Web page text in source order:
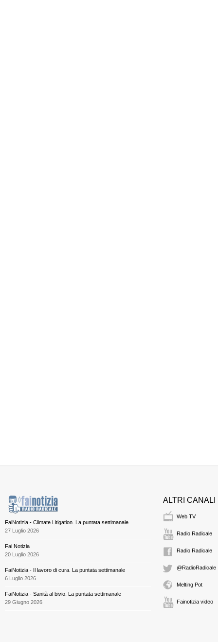
FaiNotizia - Climate Litigation. La puntata settimanale
27 Luglio 2026
Fai Notizia
20 Luglio 2026
FaiNotizia - Il lavoro di cura. La puntata settimanale
6 Luglio 2026
FaiNotizia - Sanità al bivio. La puntata settimanale
29 Giugno 2026
ALTRI CANALI
Web TV
Radio Radicale
Radio Radicale
@RadioRadicale
Melting Pot
Fainotizia video